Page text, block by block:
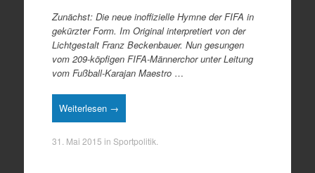
Zunächst: Die neue inoffizielle Hymne der FIFA in
gekürzter Form. Im Original interpretiert von der
Lichtgestalt Franz Beckenbauer. Nun gesungen
vom 209-köpfigen FIFA-Männerchor unter Leitung
vom Fußball-Karajan Maestro …
Weiterlesen →
31. Mai 2015 in Sportpolitik